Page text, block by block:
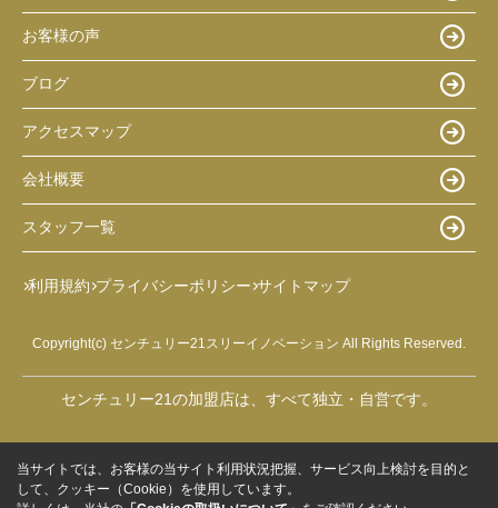
お客様の声
ブログ
アクセスマップ
会社概要
スタッフ一覧
利用規約 プライバシーポリシー サイトマップ
Copyright(c) センチュリー21スリーイノベーション All Rights Reserved.
センチュリー21の加盟店は、すべて独立・自営です。
当サイトでは、お客様の当サイト利用状況把握、サービス向上検討を目的と
して、クッキー（Cookie）を使用しています。